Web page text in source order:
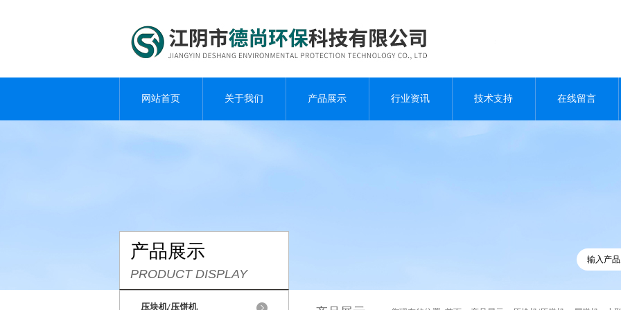
网站首页 关于我们 产品展示 行业资讯 技术支持 在线留言
产品展示
PRODUCT DISPLAY
压块机/压饼机